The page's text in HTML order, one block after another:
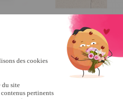
- taille
Mules scratchées
10,79 €
26,99 €